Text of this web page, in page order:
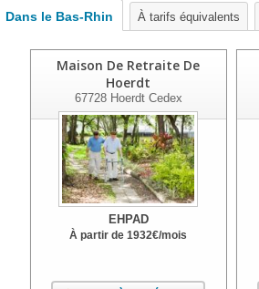
Dans le Bas-Rhin À tarifs équivalents
Maison De Retraite De
Hoerdt
67728Hoerdt Cedex
EHPAD
À partir de 1932€/mois